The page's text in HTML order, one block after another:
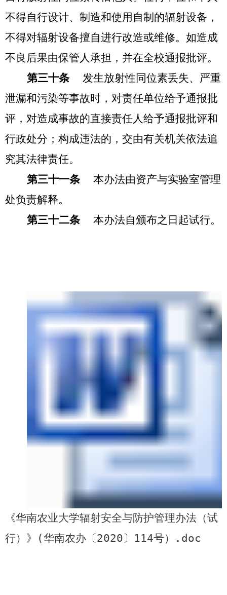
不得自行设计、制造和使用自制的辐射设备，
不得对辐射设备擅自进行改造或维修。如造成
不良后果由保管人承担，并在全校通报批评。
第三十条
发生放射性同位素丢失、严重
泄漏和污染等事故时，对责任单位给予通报批
评，对造成事故的直接责任人给予通报批评和
行政处分；构成违法的，交由有关机关依法追
究其法律责任。
第三十一条 本办法由资产与实验室管理
处负责解释。
第三十二条 本办法自颁布之日起试行。
《华南农业大学辐射安全与防护管理办法（试
行）》(华南农办〔2020〕114号）.doc